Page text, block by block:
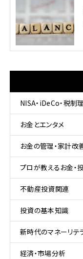
NISA・iDeCo・税制
お金とエンタメ
お金の管理・家計改
プロが教えるお金・
不動産投資関連
投資の基本知識
新時代のマネーリテ
経済・市場分析